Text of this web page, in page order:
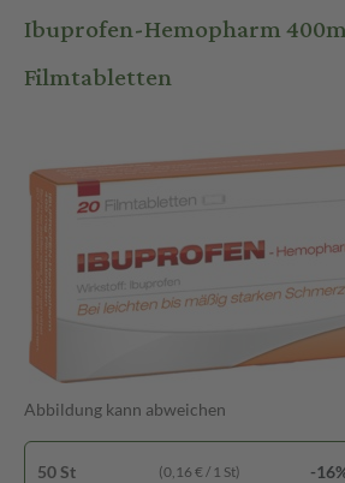
Ibuprofen-Hemopharm
Filmtabletten
Abbildung kann abweichen
50 St (0,16 € / 1 St) -